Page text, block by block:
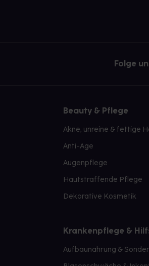
Folge
Beauty & Pflege
Akne, unreine & fettige
Anti-Age
Augenpflege
Hautstraffende Pflege
Dekorative Kosmetik
Krankenpflege &
Aufbaunahrung &